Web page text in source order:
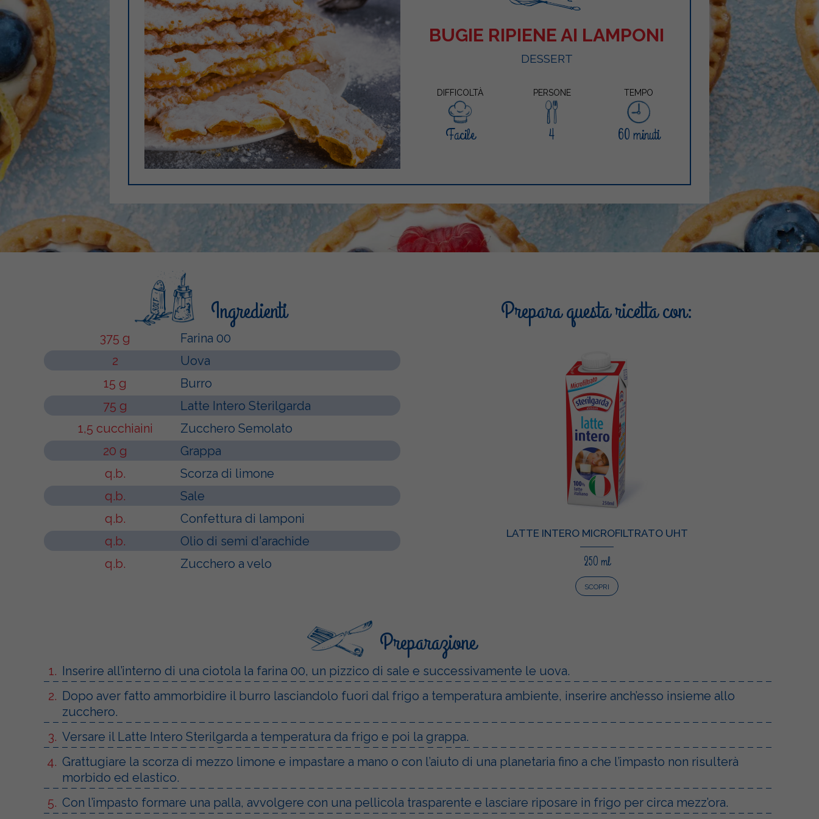
BUGIE RIPIENE AI LAMPONI
DESSERT
DIFFICOLTÀ PERSONE TEMPO
Facile 4 60 minuti
Ingredienti
375 g
Farina 00
2
Uova
15 g
Burro
75 g
Latte Intero Sterilgarda
1,5 cucchiaini
Zucchero Semolato
20 g
Grappa
q.b.
Scorza di limone
q.b.
Sale
q.b.
Confettura di lamponi
q.b.
Olio di semi d'arachide
q.b.
Zucchero a velo
Prepara questa ricetta con:
LATTE INTERO MICROFILTRATO UHT
250 ml
SCOPRI
Preparazione
Inserire all’interno di una ciotola la farina 00, un pizzico di sale e successivamente le uova.
Dopo aver fatto ammorbidire il burro lasciandolo fuori dal frigo a temperatura ambiente, inserire anch’esso insieme allo
zucchero.
Versare il Latte Intero Sterilgarda a temperatura da frigo e poi la grappa.
Grattugiare la scorza di mezzo limone e impastare a mano o con l’aiuto di una planetaria fino a che l’impasto non risulterà
morbido ed elastico.
Con l’impasto formare una palla, avvolgere con una pellicola trasparente e lasciare riposare in frigo per circa mezz’ora.